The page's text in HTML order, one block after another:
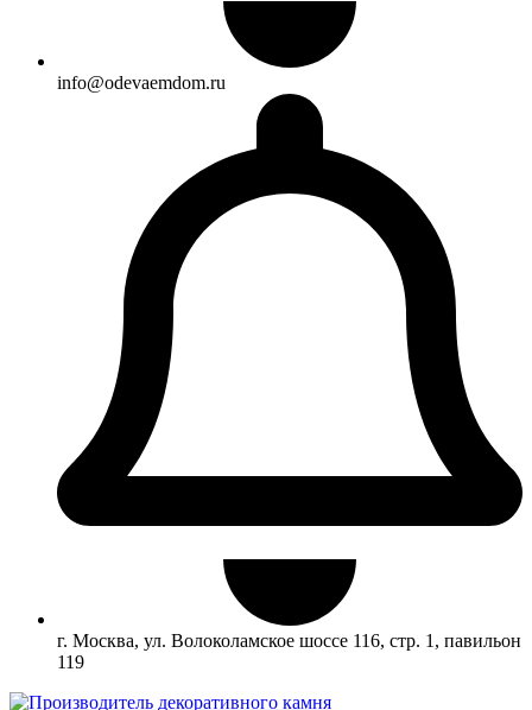
info@odevaemdom.ru
г. Москва, ул. Волоколамское шоссе 116, стр. 1, павильон
119